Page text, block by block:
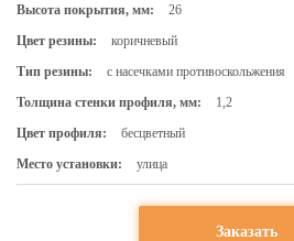
Высота покрытия, мм:
26
Цвет резины:
коричневый
Тип резины:
с насечками противоскольжения
Толщина стенки профиля, мм:
1,2
Цвет профиля:
бесцветный
Место установки:
улица
Заказать